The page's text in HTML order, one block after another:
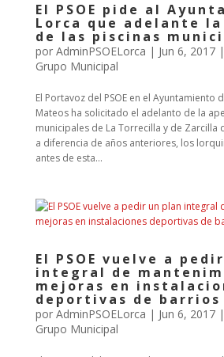
El PSOE pide al
Lorca que adelante
de las piscinas
por AdminPSOELorca | Jun 6, 2017|
Grupo Municipal
El Portavoz del PSOE en el Ayuntamiento
Mateos ha solicitado el adelanto de la
municipales de La Torrecilla y de Zarcilla
a diferencia de años anteriores, los
antes de esta...
El PSOE vuelve a
integral de
mejoras en
deportivas de barrios
por AdminPSOELorca | Jun 6, 2017|
Grupo Municipal